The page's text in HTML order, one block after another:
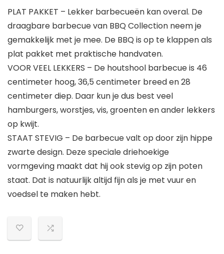
PLAT PAKKET – Lekker barbecueën kan overal. De
draagbare barbecue van BBQ Collection neem je
gemakkelijk met je mee. De BBQ is op te klappen als
plat pakket met praktische handvaten.
VOOR VEEL LEKKERS – De houtshool barbecue is 46
centimeter hoog, 36,5 centimeter breed en 28
centimeter diep. Daar kun je dus best veel
hamburgers, worstjes, vis, groenten en ander lekkers
op kwijt.
STAAT STEVIG – De barbecue valt op door zijn hippe
zwarte design. Deze speciale driehoekige
vormgeving maakt dat hij ook stevig op zijn poten
staat. Dat is natuurlijk altijd fijn als je met vuur en
voedsel te maken hebt.